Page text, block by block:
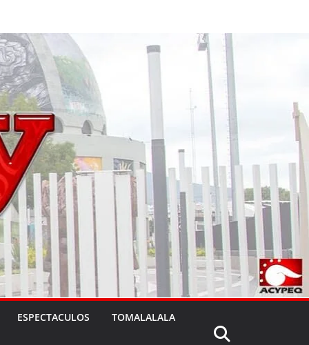
ESPECTACULOS TOMALALALA